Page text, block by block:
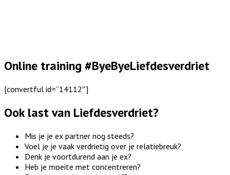
Online training #ByeByeLiefdesverdriet
[convertful id=”14112″]
Ook last van Liefdesverdriet?
Mis je je ex partner nog steeds?
Voel je je vaak verdrietig over je relatiebreuk?
Denk je voortdurend aan je ex?
Heb je moeite met concentreren?